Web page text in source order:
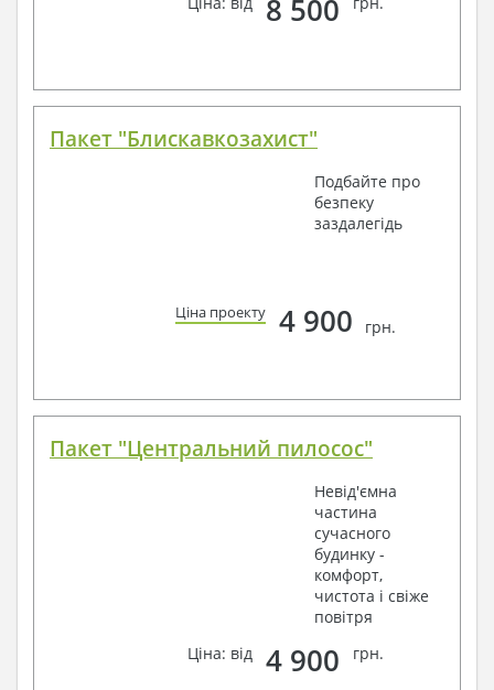
8 500
Пакет "Блискавкозахист"
Подбайте про
безпеку
заздалегідь
Ціна проекту 4 900 грн.
Пакет "Центральний пилосос"
Невід'ємна
частина
сучасного
будинку -
комфорт,
чистота і свіже
повітря
Ціна: від
4 900 грн.